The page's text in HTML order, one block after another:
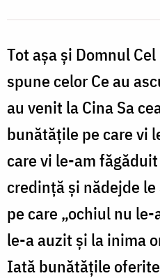
Foto:
Oana
Nechifor
Tot aşa şi Domnul
spune celor Ce au
au venit la Cina Sa
bunătăţile pe care vi
care vi le-am
credinţă şi nădejde
pe care „ochiul nu
le-a auzit şi la inima
Iată bunătăţile